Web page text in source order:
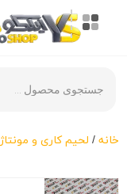
خانه / لحیم کاری و مونتاژ